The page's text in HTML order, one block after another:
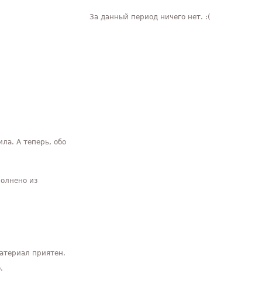
А теперь, обо
из
приятен.
За данный период ничего нет. :(